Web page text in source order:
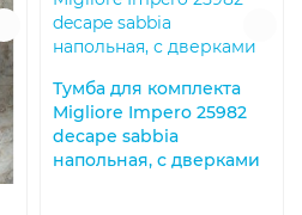
Тумба для комплекта
Migliore Impero 25982
decape sabbia
напольная, с дверками